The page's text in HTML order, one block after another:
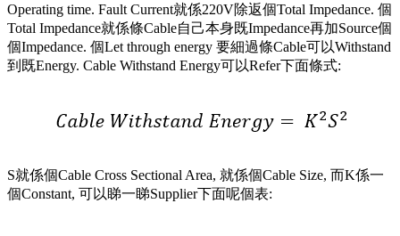
Operating time. Fault Current就係220V除返個Total Impedance. 個
Total Impedance就係條Cable自己本身既Impedance再加Source個
個Impedance. 個Let through energy 要細過條Cable可以Withstand
到既Energy. Cable Withstand Energy可以Refer下面條式:
S就係個Cable Cross Sectional Area, 就係個Cable Size, 而K係一
個Constant, 可以睇一睇Supplier下面呢個表: